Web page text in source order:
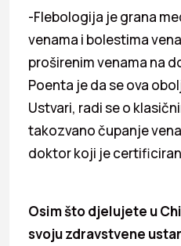
-Flebologija je grana
venama i bolestima
proširenim venama na
Poenta je da se ova
Ustvari, radi se o
takozvano čupanje
doktor koji je
Osim što djelujete u
svoju zdravstvene